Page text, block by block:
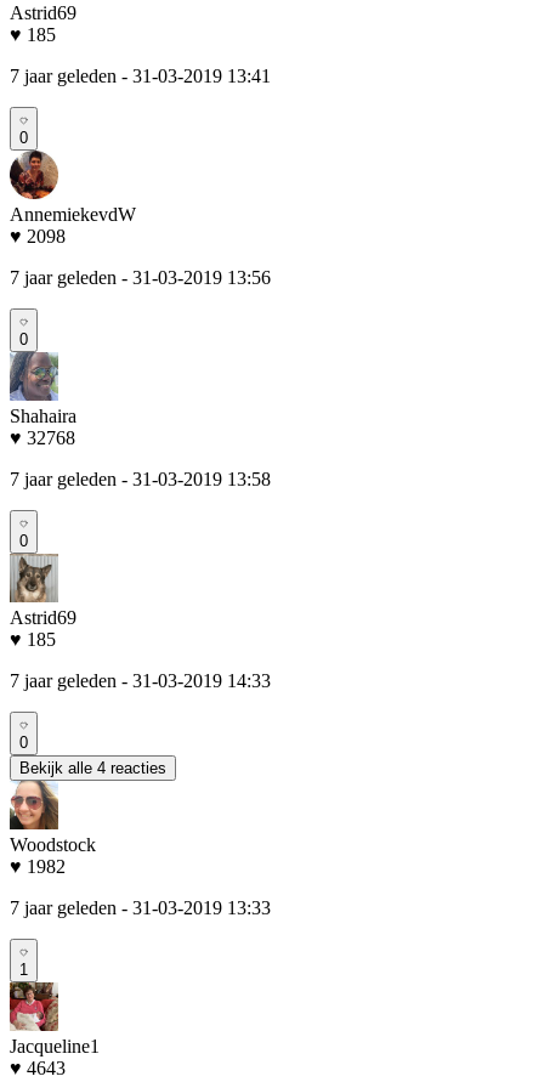
Astrid69
♥ 185
7 jaar geleden - 31-03-2019 13:41
0
AnnemiekevdW
♥ 2098
7 jaar geleden - 31-03-2019 13:56
0
Shahaira
♥ 32768
7 jaar geleden - 31-03-2019 13:58
0
Astrid69
♥ 185
7 jaar geleden - 31-03-2019 14:33
0
Bekijk alle 4 reacties
Woodstock
♥ 1982
7 jaar geleden - 31-03-2019 13:33
1
Jacqueline1
♥ 4643